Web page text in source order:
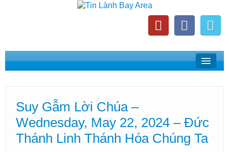
Home
Phát Thanh Tin Lành Bay Area
Các Hội Thánh Bắc California
Suy Gẫm Lời Chúa –
Wednesday, May 22, 2024 – Đức
Thánh Linh Thánh Hóa Chúng Ta